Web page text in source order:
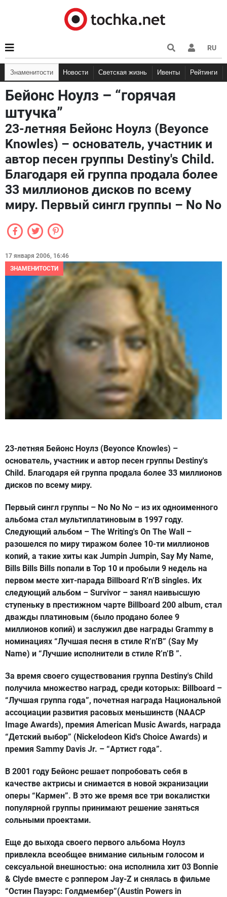
RU
Знаменитости Новости Светская жизнь Ивенты Рейтинги
Бейонс Ноулз – “горячая
штучка”
23-летняя Бейонс Ноулз (Beyonce
Knowles) – основатель, участник и
автор песен группы Destiny's Child.
Благодаря ей группа продала более
33 миллионов дисков по всему
миру. Первый сингл группы – No No
17 января 2006, 16:46
ЗНАМЕНИТОСТИ
23-летняя Бейонс Ноулз (Beyonce Knowles) –
основатель, участник и автор песен группы Destiny's
Child. Благодаря ей группа продала более 33 миллионов
дисков по всему миру.
Первый сингл группы – No No No – из их одноименного
альбома стал мультиплатиновым в 1997 году.
Следующий альбом – The Writing's On The Wall –
разошелся по миру тиражом более 10-ти миллионов
копий, а такие хиты как Jumpin Jumpin, Say My Name,
Bills Bills Bills попали в Top 10 и пробыли 9 недель на
первом месте хит-парада Billboard R’n’B singles. Их
следующий альбом – Survivor – занял наивысшую
ступеньку в престижном чарте Billboard 200 album, стал
дважды платиновым (было продано более 9
миллионов копий) и заслужил две награды Grammy в
номинациях “Лучшая песня в стиле R’n’B” (Say My
Name) и “Лучшие исполнители в стиле R’n’B ”.
За время своего существования группа Destiny's Child
получила множество наград, среди которых: Billboard –
“Лучшая группа года”, почетная награда Национальной
ассоциации развития расовых меньшинств (NAACP
Image Awards), премия American Music Awards, награда
“Детский выбор” (Nickelodeon Kid's Choice Awards) и
премия Sammy Davis Jr. – “Артист года”.
В 2001 году Бейонс решает попробовать себя в
качестве актрисы и снимается в новой экранизации
оперы “Кармен”. В это же время все три вокалистки
популярной группы принимают решение заняться
сольными проектами.
Еще до выхода своего первого альбома Ноулз
привлекла всеобщее внимание сильным голосом и
сексуальной внешностью: она исполнила хит 03 Bonnie
& Clyde вместе с рэппером Jay-Z и снялась в фильме
“Остин Пауэрс: Голдмембер”(Austin Powers in